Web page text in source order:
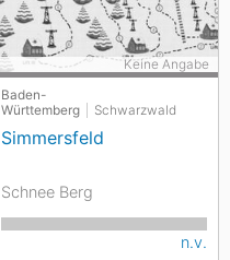
Baden-
Württemberg
Schwarzwald
Simmersfeld
Keine Angabe
Schnee Berg
n.v.